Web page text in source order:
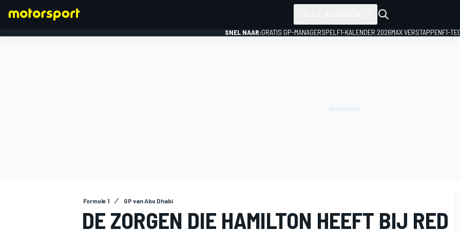
SNEL NAAR:GRATIS GP-MANAGERSPEL F1-KALENDER 2026MAX VERSTAPPENF1-
Formule 1 GP van Abu Dhabi
DE ZORGEN DIE HAMILTON HEEFT BIJ RED